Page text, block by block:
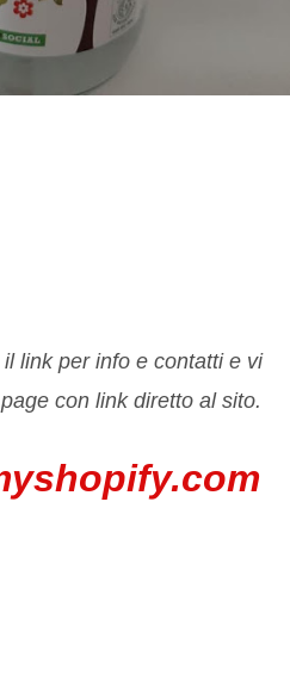
link per info e contatti e vi
con link diretto al sito.